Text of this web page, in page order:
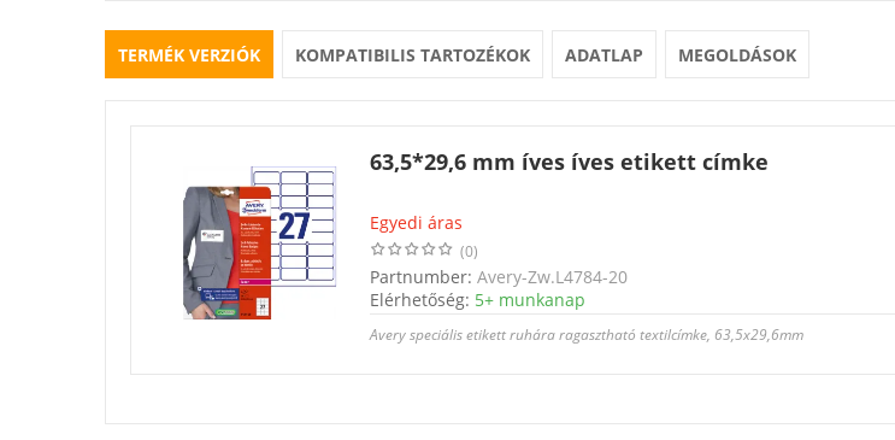
TERMÉK VERZIÓK KOMPATIBILIS TARTOZÉKOK ADATLAP MEGOLDÁSOK
63,5*29,6 mm íves íves etikett címke
Egyedi áras
(0)
Partnumber: Avery-Zw.L4784-20
Elérhetőség: 5+ munkanap
Avery speciális etikett ruhára ragasztható textilcímke, 63,5x29,6mm